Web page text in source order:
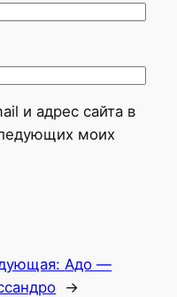
и адрес сайта в
моих
Адо —
→